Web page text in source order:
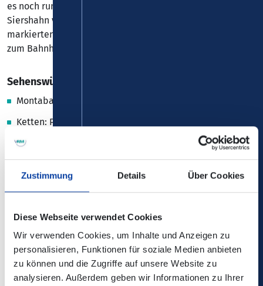
Zustimmung Details Über Cookies
Diese Webseite verwendet Cookies
Wir verwenden Cookies, um Inhalte und Anzeigen zu
personalisieren, Funktionen für soziale Medien anbieten
zu können und die Zugriffe auf unsere Website zu
analysieren. Außerdem geben wir Informationen zu Ihrer
es noch rund 3 km, der Weg 4 verläuft zunächst an
Siershahn vorbei. Ab dem Ortsrand folgen Sie dem
markierten Radwanderweg an der Grillhütte vorbei bis
zum Bahnhof Siershahn (nicht Weg 4).
Sehenswürdigkeiten
Montabaur: Schloss Montabaur mit Park und Marktplatz
Ketten: Pfarrkirche St. Peter
Hillhof
Siershahn: Töpfereien, Schaubergwerk mit Füh­rungen
(Tel.: 02602 / 68 90)